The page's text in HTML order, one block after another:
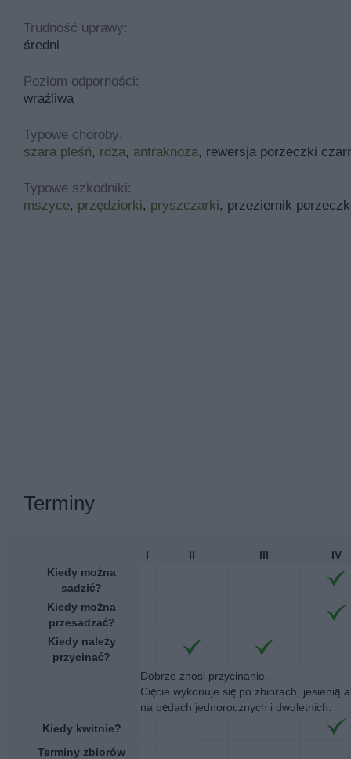
Trudność uprawy:
średni
Poziom odporności:
wrażliwa
Typowe choroby:
szara pleśń, rdza, antraknoza, rewersja porzeczki
Typowe szkodniki:
mszyce, przędziorki, pryszczarki, przeziernik
Terminy
I II III
IV
Kiedy można
sadzić?
Kiedy można
przesadzać?
Kiedy należy
przycinać?
Dobrze znosi przycinanie.
Cięcie wykonuje się po zbiorach, jesienią
na pędach jednorocznych i dwuletnich.
Kiedy kwitnie?
Terminy zbiorów